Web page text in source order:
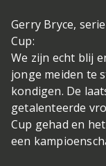
Gerry Bryce,
Cup:
We zijn echt blij
jonge meiden te
kondigen. De
getalenteerde
Cup gehad en
een